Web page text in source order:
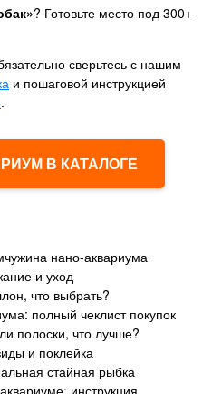
? Готовьте место под 300+
сверьтесь с нашим
и пошаговой инструкцией
.
В КАТАЛОГЕ
нано-аквариума
и уход
что выбрать?
полный чеклист покупок
полоски, что лучше?
и поклейка
стайная рыбка
инструкция